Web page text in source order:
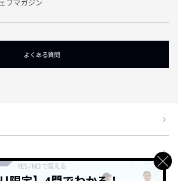
ブマガジン
よくある質問